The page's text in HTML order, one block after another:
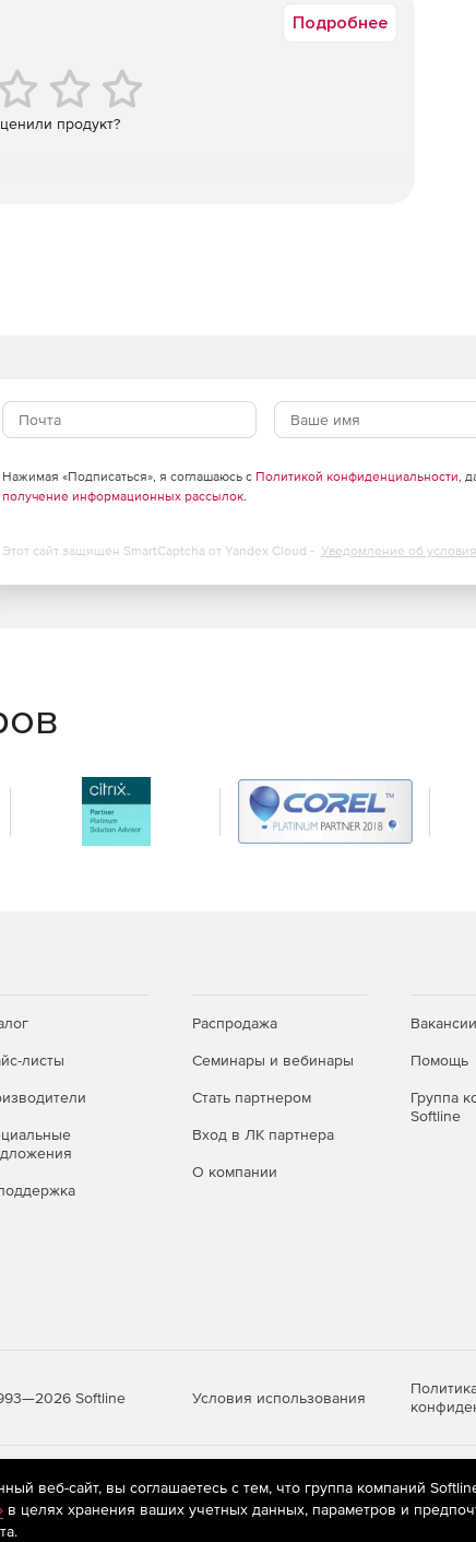
включая Linux, Hyper-V и VMware, и их мониторинг.
должен быть в корпоративном домене. Заказы с
доменах (hotmail.com, gmail.com, mail.ru, rambler.ru
ограничениями выпуск таких лицензий компанией
Приносим извинения за эти неудобства.
Подробнее
продукт?
Нажимая «Подписаться», я соглашаюсь с Политикой конфиденциальности,
получение информационных рассылок.
Этот сайт защищен SmartCaptcha от Yandex Cloud - Уведомление об
листы
Распродажа
Семинары и вебинары
Стать партнером
Вход в ЛК партнера
О компании
Вакансии
Помощь
Группа
Softline
Softline Условия использования
рекомендательные технологии(информационные
пользователей сети «Интернет», находящихся на
веб-сайт, вы соглашаетесь с тем, что группа компаний
в целях хранения ваших учетных данных, параметров и